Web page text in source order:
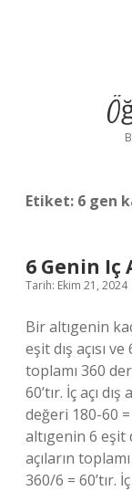
Etiket: 6 gen
6 Genin Iç
Tarih: Ekim 21, 2024
Bir altıgenin
eşit dış açısı ve
toplamı 360
60’tır. İç açı
değeri 180-60
altıgenin 6 eşit
açıların
360/6 = 60’tır. İç